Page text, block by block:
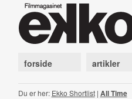
forside artikler
Du er her: Ekko Shortlist| All Time